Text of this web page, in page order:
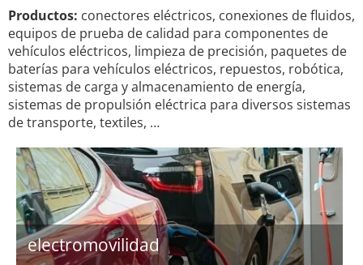
Productos: conectores eléctricos, conexiones de fluidos,
equipos de prueba de calidad para componentes de
vehículos eléctricos, limpieza de precisión, paquetes de
baterías para vehículos eléctricos, repuestos, robótica,
sistemas de carga y almacenamiento de energía,
sistemas de propulsión eléctrica para diversos sistemas
de transporte, textiles, …
electromovilidad